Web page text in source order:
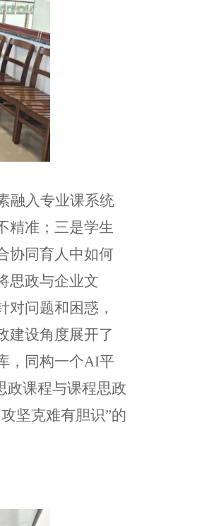
融入专业课系统
精准；三是学生
协同育人中如何
思政与企业文
问题和困惑，
建设角度展开了
，同构一个AI平
政课程与课程思政
坚克难有胆识”的